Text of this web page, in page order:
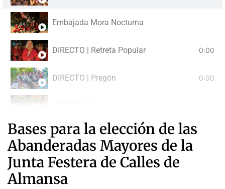
Embajada Mora Nocturna
DIRECTO | Retreta Popular 0:00
DIRECTO | Pregón 0:00
DIRECTO | Gran Desfile Festero
Bases para la elección de las
Abanderadas Mayores de la
Junta Festera de Calles de
Almansa